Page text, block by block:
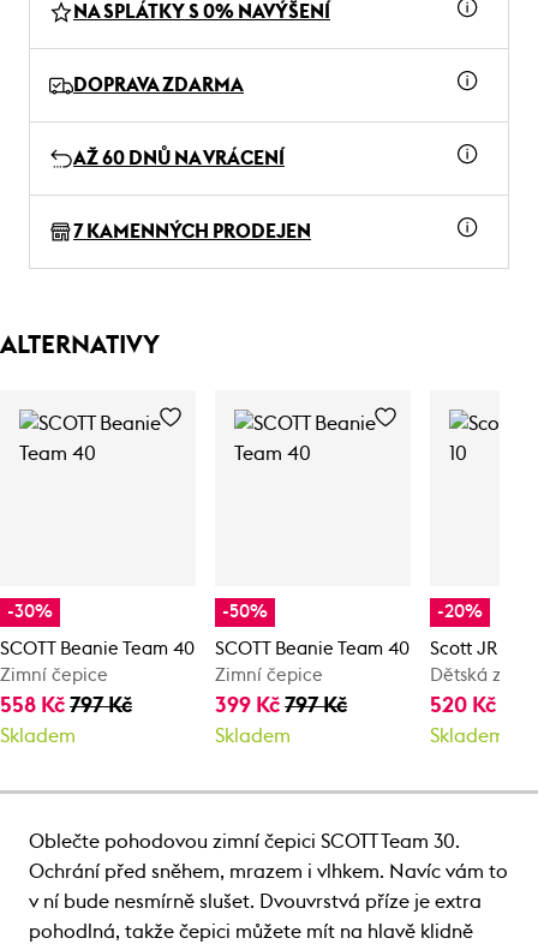
NA SPLÁTKY S 0% NAVÝŠENÍ
DOPRAVA ZDARMA
AŽ 60 DNŮ NA VRÁCENÍ
7 KAMENNÝCH PRODEJEN
ALTERNATIVY
-30%
SCOTT Beanie Team 40
Zimní čepice
558 Kč 797 Kč
Skladem
-50%
SCOTT Beanie Team 40
Zimní čepice
399 Kč797 Kč
Skladem
-20%
Scott JR
Dětská
520 Kč
Skladem
Oblečte pohodovou zimní čepici SCOTT Team 30.
Ochrání před sněhem, mrazem i vlhkem. Navíc vám to
v ní bude nesmírně slušet. Dvouvrstvá příze je extra
pohodlná, takže čepici můžete mít na hlavě klidně